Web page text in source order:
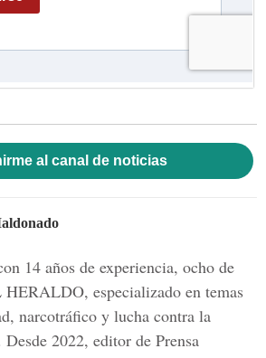
al canal de noticias
14 años de experiencia, ocho de
especializado en temas
narcotráfico y lucha contra la
2022, editor de Prensa